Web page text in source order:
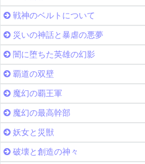
戦神のベルトについて
災いの神話と暴虐の悪夢
闇に堕ちた英雄の幻影
覇道の双壁
魔幻の覇王軍
魔幻の最高幹部
妖女と災獣
破壊と創造の神々